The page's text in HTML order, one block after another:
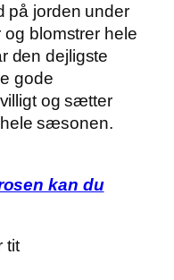
på jorden under
blomstrer hele
den dejligste
gode
og sætter
sæsonen.
kan du